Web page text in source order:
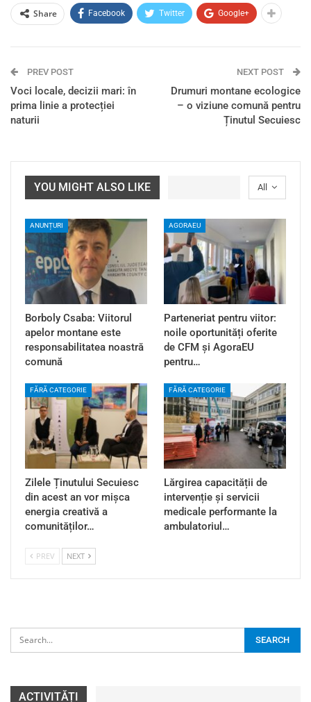
Share Facebook Twitter Google+
PREV POST
Voci locale, decizii mari: în
prima linie a protecției
naturii
NEXT POST
Drumuri montane ecologice
– o viziune comună pentru
Ținutul Secuiesc
All
YOU MIGHT ALSO LIKE
ANUNȚURI
Borboly Csaba: Viitorul
apelor montane este
responsabilitatea noastră
comună
AGORAEU
Parteneriat pentru viitor:
noile oportunități oferite
de CFM și AgoraEU
pentru…
FĂRĂ CATEGORIE
Zilele Ținutului Secuiesc
din acest an vor mișca
energia creativă a
comunităților…
FĂRĂ CATEGORIE
Lărgirea capacității de
intervenție și servicii
medicale performante la
ambulatoriul…
PREV NEXT
ACTIVITĂȚI